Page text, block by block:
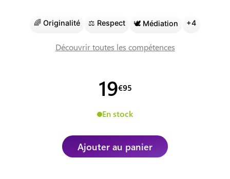
🌈 Originalité ⚖️ Respect 🕊️ Médiation +4
Découvrir toutes les compétences
19€95
En stock
Ajouter au panier